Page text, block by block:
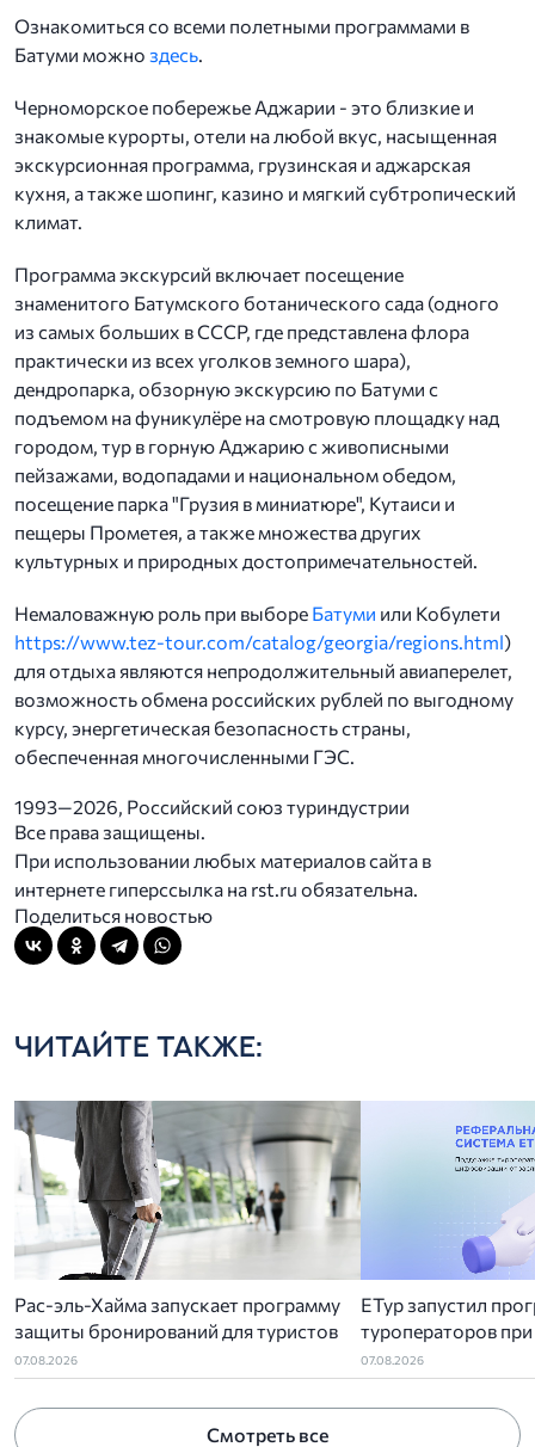
Ознакомиться со всеми полетными программами в
Батуми можно здесь.
Черноморское побережье Аджарии - это близкие и
знакомые курорты, отели на любой вкус, насыщенная
экскурсионная программа, грузинская и аджарская
кухня, а также шопинг, казино и мягкий субтропический
климат.
Программа экскурсий включает посещение
знаменитого Батумского ботанического сада (одного
из самых больших в СССР, где представлена флора
практически из всех уголков земного шара),
дендропарка, обзорную экскурсию по Батуми с
подъемом на фуникулёре на смотровую площадку над
городом, тур в горную Аджарию с живописными
пейзажами, водопадами и национальном обедом,
посещение парка "Грузия в миниатюре", Кутаиси и
пещеры Прометея, а также множества других
культурных и природных достопримечательностей.
Немаловажную роль при выборе Батуми или Кобулети
https://www.tez-tour.com/catalog/georgia/regions.html)
для отдыха являются непродолжительный авиаперелет,
возможность обмена российских рублей по выгодному
курсу, энергетическая безопасность страны,
обеспеченная многочисленными ГЭС.
1993—2026, Российский союз туриндустрии
Все права защищены.
При использовании любых материалов сайта в
интернете гиперссылка на rst.ru обязательна.
Поделиться новостью
ЧИТАЙТЕ ТАКЖЕ:
Рас-эль-Хайма запускает программу
защиты бронирований для туристов
07.08.2026
ЕТур запустил
туроператоров
ГИС ЭП
07.08.2026
Смотреть все